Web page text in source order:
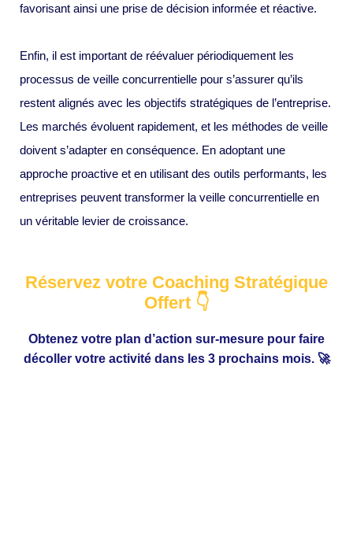
favorisant ainsi une prise de décision informée et réactive.
Enfin, il est important de réévaluer périodiquement les
processus de veille concurrentielle pour s’assurer qu’ils
restent alignés avec les objectifs stratégiques de l’entreprise.
Les marchés évoluent rapidement, et les méthodes de veille
doivent s’adapter en conséquence. En adoptant une
approche proactive et en utilisant des outils performants, les
entreprises peuvent transformer la veille concurrentielle en
un véritable levier de croissance.
Réservez votre Coaching Stratégique
Offert 👇
Obtenez votre plan d’action sur-mesure pour faire
décoller votre activité dans les 3 prochains mois. 🚀